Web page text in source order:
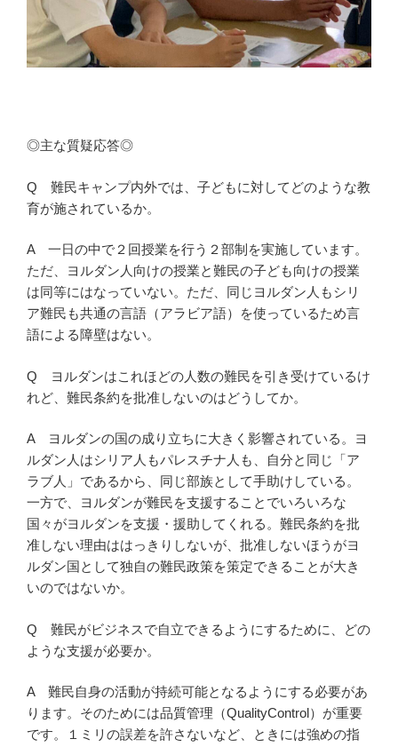
◎主な質疑応答◎
Q 難民キャンプ内外では、子どもに対してどのような教
育が施されているか。
A 一日の中で２回授業を行う２部制を実施しています。
ただ、ヨルダン人向けの授業と難民の子ども向けの授業
は同等にはなっていない。ただ、同じヨルダン人もシリ
ア難民も共通の言語（アラビア語）を使っているため言
語による障壁はない。
Q ヨルダンはこれほどの人数の難民を引き受けているけ
れど、難民条約を批准しないのはどうしてか。
A ヨルダンの国の成り立ちに大きく影響されている。ヨ
ルダン人はシリア人もパレスチナ人も、自分と同じ「ア
ラブ人」であるから、同じ部族として手助けしている。
一方で、ヨルダンが難民を支援することでいろいろな
国々がヨルダンを支援・援助してくれる。難民条約を批
准しない理由ははっきりしないが、批准しないほうがヨ
ルダン国として独自の難民政策を策定できることが大き
いのではないか。
Q 難民がビジネスで自立できるようにするために、どの
ような支援が必要か。
A 難民自身の活動が持続可能となるようにする必要があ
ります。そのためには品質管理（QualityControl）が重要
です。１ミリの誤差を許さないなど、ときには強めの指